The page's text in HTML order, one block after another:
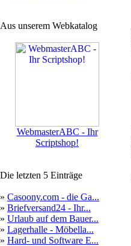
Aus unserem Webkatalog
WebmasterABC - Ihr
Scriptshop!
Die letzten 5 Einträge
» Casoony.com - die Ga...
» Briefversand24 - Ihr...
» Urlaub auf dem Bauer...
» Lagerhalle - Möbella...
» Hard- und Software E...